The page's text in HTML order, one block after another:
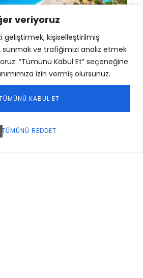
veriyoruz
kişiselleştirilmiş
sunmak ve trafiğimizi analiz etmek
“Tümünü Kabul Et” seçeneğine
izin vermiş olursunuz.
TÜMÜNÜ REDDET
KABUL ET
Yerler Detaylı Rehberi
tarihi zenginlikleri ve masmavi
gözde turistik bölgelerinden birisidir.…